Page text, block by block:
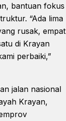
bantuan fokus
“Ada lima
rusak, empat
di Krayan
perbaiki,”
jalan nasional
Krayan,